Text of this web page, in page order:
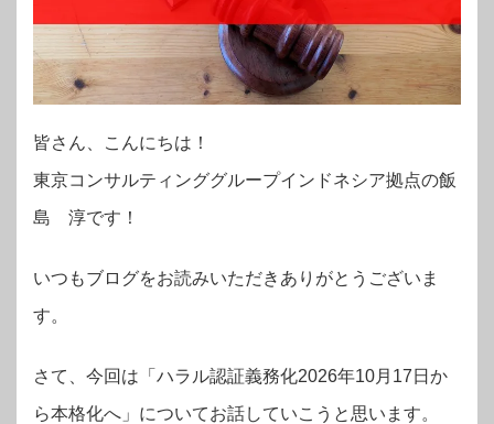
皆さん、こんにちは！
東京コンサルティンググループインドネシア拠点の飯
島 淳です！
いつもブログをお読みいただきありがとうございま
す。
さて、今回は「ハラル認証義務化2026年10月17日か
ら本格化へ」についてお話していこうと思います。